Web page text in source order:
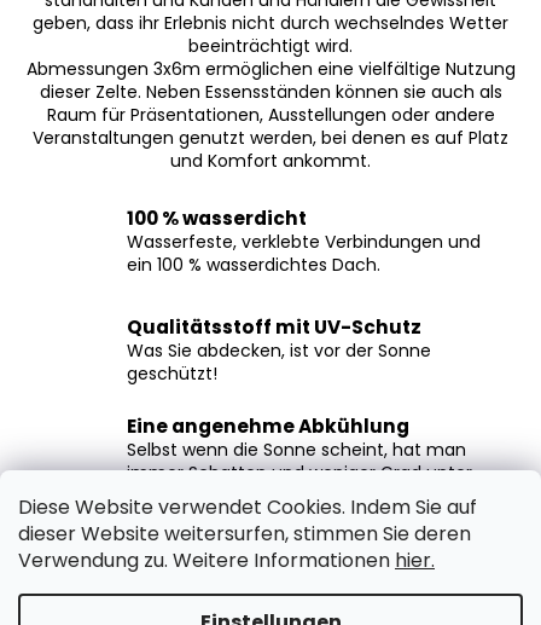
Diese Website verwendet Cookies. Indem Sie auf
dieser Website weitersurfen, stimmen Sie deren
Verwendung zu. Weitere Informationen hier.
geben, dass ihr Erlebnis nicht durch wechselndes Wetter
beeinträchtigt wird.
Abmessungen 3x6m ermöglichen eine vielfältige Nutzung
dieser Zelte. Neben Essensständen können sie auch als
Raum für Präsentationen, Ausstellungen oder andere
Veranstaltungen genutzt werden, bei denen es auf Platz
und Komfort ankommt.
100 % wasserdicht
Wasserfeste, verklebte Verbindungen und
ein 100 % wasserdichtes Dach.
Qualitätsstoff mit UV-Schutz
Was Sie abdecken, ist vor der Sonne
geschützt!
Eine angenehme Abkühlung
Selbst wenn die Sonne scheint, hat man
immer Schatten und weniger Grad unter
dem Zelt.
Hohe Rahmenfestigkeit
Das Marktzelt hält nach der Verankerung
auch starkem Wind problemlos stand.